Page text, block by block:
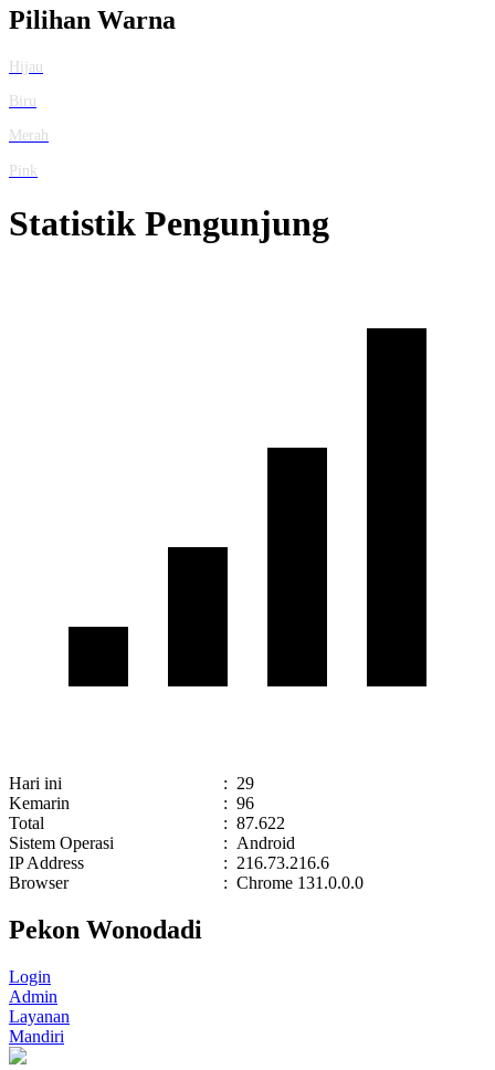
Pilihan Warna
Hijau
Biru
Merah
Pink
Statistik Pengunjung
Hari ini : 29
Kemarin
: 96
Total
: 87.622
Sistem Operasi
: Android
IP Address
: 216.73.216.6
Browser
: Chrome 131.0.0.0
Pekon Wonodadi
Login
Admin
Layanan
Mandiri